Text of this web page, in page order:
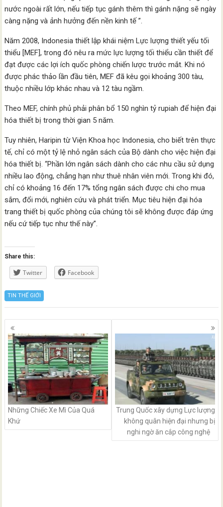
nước ngoài rất lớn, nếu tiếp tục gánh thêm thì gánh nặng sẽ ngày
càng nặng và ảnh hưởng đến nền kinh tế ”.
Năm 2008, Indonesia thiết lập khái niệm Lực lượng thiết yếu tối
thiểu [MEF], trong đó nêu ra mức lực lượng tối thiểu cần thiết để
đạt được các lợi ích quốc phòng chiến lược trước mắt. Khi nó
được phác thảo lần đầu tiên, MEF đã kêu gọi khoảng 300 tàu,
thuộc nhiều lớp khác nhau và 12 tàu ngầm.
Theo MEF, chính phủ phải phân bổ 150 nghìn tỷ rupiah để hiện đại
hóa thiết bị trong thời gian 5 năm.
Tuy nhiên, Haripin từ Viện Khoa học Indonesia, cho biết trên thực
tế, chỉ có một tỷ lệ nhỏ ngân sách của Bộ dành cho việc hiện đại
hóa thiết bị. “Phần lớn ngân sách dành cho các nhu cầu sử dụng
nhiều lao động, chẳng hạn như thuê nhân viên mới. Trong khi đó,
chỉ có khoảng 16 đến 17% tổng ngân sách được chi cho mua
sắm, đổi mới, nghiên cứu và phát triển. Mục tiêu hiện đại hóa
trang thiết bị quốc phòng của chúng tôi sẽ không được đáp ứng
nếu cứ tiếp tục như thế này”.
Share this:
Twitter Facebook
TIN THẾ GIỚI
Posts
navigation
Những Chiếc Xe Mì Của Quá
Khứ
Trung Quốc xây dựng Lực lượng
không quân hiện đại nhưng bị
nghi ngờ ăn cắp công nghệ